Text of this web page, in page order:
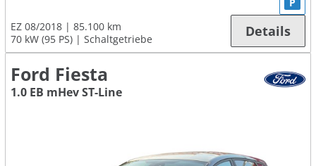
EZ 08/2018
85.100 km
70 kW (95 PS)
Schaltgetriebe Details
Ford Fiesta
1.0 EB mHev ST-Line